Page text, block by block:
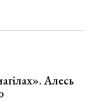
Алесь